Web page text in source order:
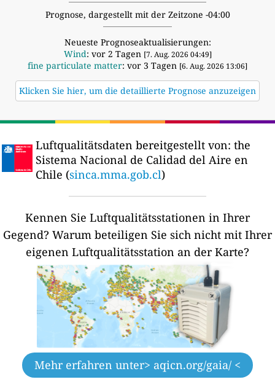
Prognose, dargestellt mit der Zeitzone -04:00
Neueste Prognoseaktualisierungen:
Wind: vor 2 Tagen [7. Aug. 2026 04:49]
fine particulate matter: vor 3 Tagen [6. Aug. 2026 13:06]
Klicken Sie hier, um die detaillierte Prognose anzuzeigen
Luftqualitätsdaten bereitgestellt von: the
Sistema Nacional de Calidad del Aire en
Chile (sinca.mma.gob.cl)
Kennen Sie Luftqualitätsstationen in Ihrer
Gegend? Warum beteiligen Sie sich nicht mit Ihrer
eigenen Luftqualitätsstation an der Karte?
Mehr erfahren unter> aqicn.org/gaia/ <